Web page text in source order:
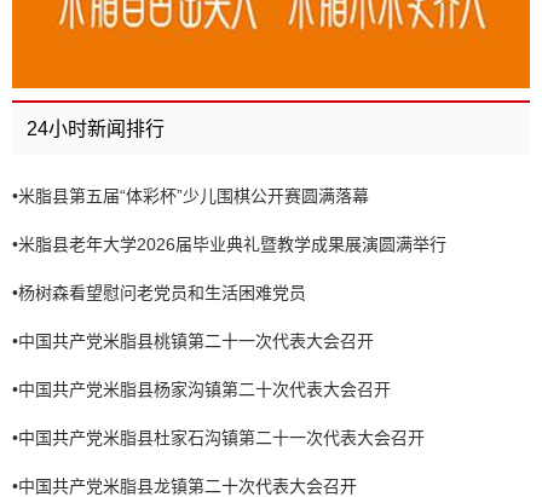
24小时新闻排行
•米脂县第五届“体彩杯”少儿围棋公开赛圆满落幕
•米脂县老年大学2026届毕业典礼暨教学成果展演圆满举行
•杨树森看望慰问老党员和生活困难党员
•中国共产党米脂县桃镇第二十一次代表大会召开
•中国共产党米脂县杨家沟镇第二十次代表大会召开
•中国共产党米脂县杜家石沟镇第二十一次代表大会召开
•中国共产党米脂县龙镇第二十次代表大会召开